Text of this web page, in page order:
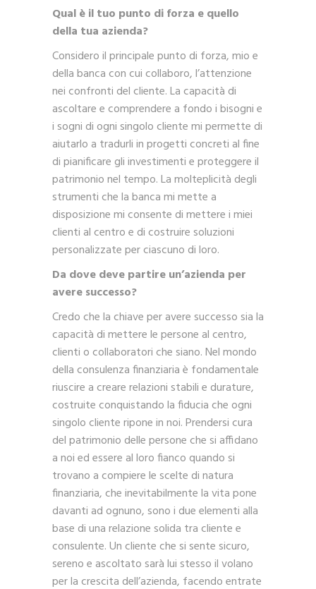
Qual è il tuo punto di forza e quello
della tua azienda?
Considero il principale punto di forza, mio e
della banca con cui collaboro, l’attenzione
nei confronti del cliente. La capacità di
ascoltare e comprendere a fondo i bisogni e
i sogni di ogni singolo cliente mi permette di
aiutarlo a tradurli in progetti concreti al fine
di pianificare gli investimenti e proteggere il
patrimonio nel tempo. La molteplicità degli
strumenti che la banca mi mette a
disposizione mi consente di mettere i miei
clienti al centro e di costruire soluzioni
personalizzate per ciascuno di loro.
Da dove deve partire un’azienda per
avere successo?
Credo che la chiave per avere successo sia la
capacità di mettere le persone al centro,
clienti o collaboratori che siano. Nel mondo
della consulenza finanziaria è fondamentale
riuscire a creare relazioni stabili e durature,
costruite conquistando la fiducia che ogni
singolo cliente ripone in noi. Prendersi cura
del patrimonio delle persone che si affidano
a noi ed essere al loro fianco quando si
trovano a compiere le scelte di natura
finanziaria, che inevitabilmente la vita pone
davanti ad ognuno, sono i due elementi alla
base di una relazione solida tra cliente e
consulente. Un cliente che si sente sicuro,
sereno e ascoltato sarà lui stesso il volano
per la crescita dell’azienda, facendo entrate